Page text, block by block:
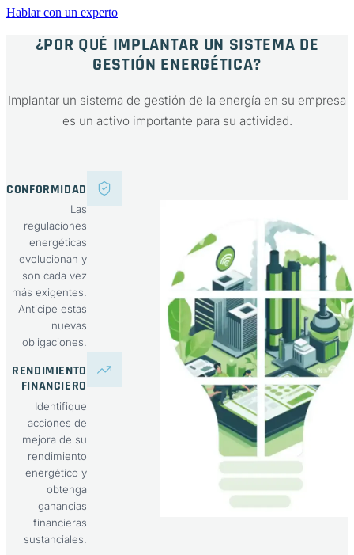
Hablar con un experto
¿POR QUÉ IMPLANTAR UN SISTEMA DE
GESTIÓN ENERGÉTICA?
Implantar un sistema de gestión de la energía en su empresa
es un activo importante para su actividad.
CONFORMIDAD
Las
regulaciones
energéticas
evolucionan y
son cada vez
más exigentes.
Anticipe estas
nuevas
obligaciones.
RENDIMIENTO
FINANCIERO
Identifique
acciones de
mejora de su
rendimiento
energético y
obtenga
ganancias
financieras
sustanciales.